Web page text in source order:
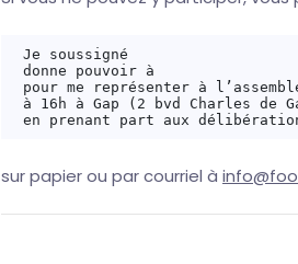
Je soussigné
donne pouvoir à
pour me représenter à
à 16h à Gap (2 bvd Charles
sur papier ou par courriel à